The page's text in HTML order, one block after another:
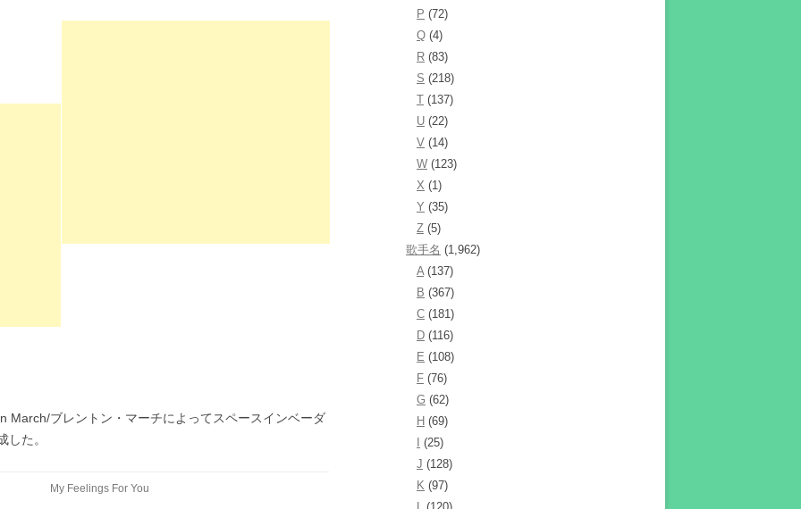
March/ブレントン・マーチによってスペースインベーダ
た。
My Feelings For You
P (72)
Q (4)
R (83)
S (218)
T (137)
U (22)
V (14)
W (123)
X (1)
Y (35)
Z (5)
歌手名 (1,962)
A(137)
B (367)
C (181)
D (116)
E (108)
F (76)
G (62)
H (69)
(25)
J (128)
K (97)